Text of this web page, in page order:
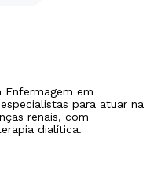
em
para atuar na
renais, com
dialítica.